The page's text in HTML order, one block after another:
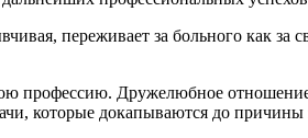
переживает за больного как за
профессию. Дружелюбное
которые докапываются до